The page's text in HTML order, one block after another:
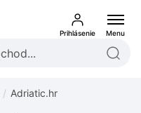
Prihlásenie Menu
Adriatic.hr